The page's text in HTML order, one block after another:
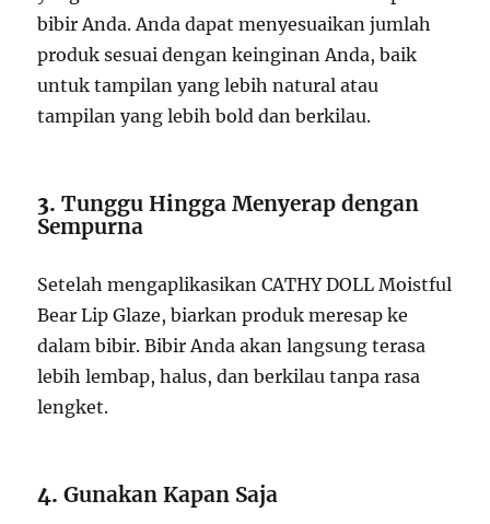
bibir Anda. Anda dapat menyesuaikan jumlah
produk sesuai dengan keinginan Anda, baik
untuk tampilan yang lebih natural atau
tampilan yang lebih bold dan berkilau.
3.Tunggu Hingga Menyerap dengan
Sempurna
Setelah mengaplikasikan CATHY DOLL Moistful
Bear Lip Glaze, biarkan produk meresap ke
dalam bibir. Bibir Anda akan langsung terasa
lebih lembap, halus, dan berkilau tanpa rasa
lengket.
4.Gunakan Kapan Saja